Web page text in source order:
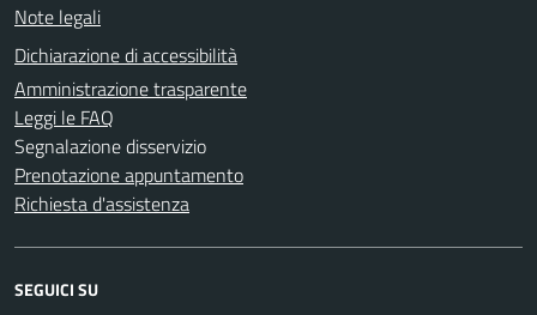
Note legali
Dichiarazione di accessibilità
Amministrazione trasparente
Leggi le FAQ
Segnalazione disservizio
Prenotazione appuntamento
Richiesta d'assistenza
SEGUICI SU